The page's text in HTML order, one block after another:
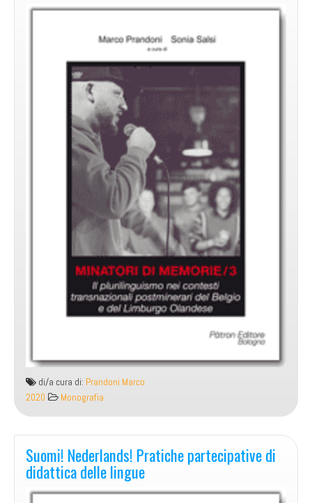
di/a cura di: Prandoni Marco
2020
Monografia
Suomi! Nederlands! Pratiche partecipative di
didattica delle lingue